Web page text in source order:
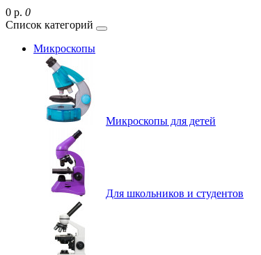
0 р. 0
Список категорий
Микроскопы
Микроскопы для детей
Для школьников и студентов